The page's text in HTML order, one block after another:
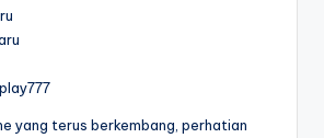
yang terus berkembang, perhatian